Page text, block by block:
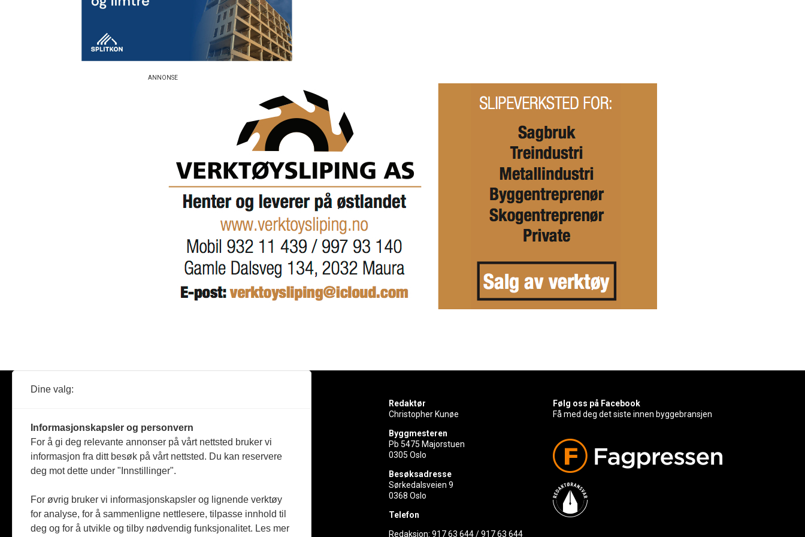
Reportasje
Produkter
Jobbmarked
Redaktør
Christopher Kunøe
Byggmesteren
Pb 5475 Majorstuen
0305 Oslo
Besøksadresse
Sørkedalsveien 9
0368 Oslo
Telefon
Redaksjon:917 63 644/917 63 644
Følg oss på Facebook
Få med deg det siste innen byggebransjen
Dine valg:
Informasjonskapsler og personvern
For å gi deg relevante annonser på vårt nettsted bruker vi
informasjon fra ditt besøk på vårt nettsted. Du kan reservere
deg mot dette under "Innstillinger".
For øvrig bruker vi informasjonskapsler og lignende verktøy
for analyse, for å sammenligne nettlesere, tilpasse innhold til
deg og for å utvikle og tilby nødvendig funksjonalitet. Les mer